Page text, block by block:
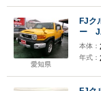
愛知県
FJク
ー
本体：
年式：